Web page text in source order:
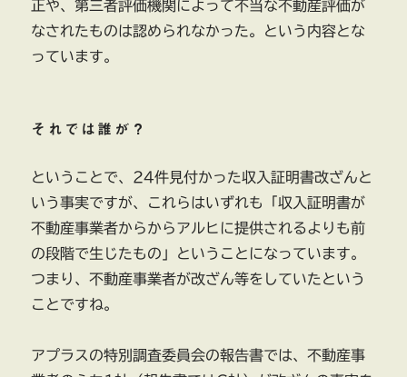
正や、第三者評価機関によって不当な不動産評価が
なされたものは認められなかった。という内容とな
っています。
それでは誰が？
ということで、24件見付かった収入証明書改ざんと
いう事実ですが、これらはいずれも「収入証明書が
不動産事業者からからアルヒに提供されるよりも前
の段階で生じたもの」ということになっています。
つまり、不動産事業者が改ざん等をしていたという
ことですね。
アプラスの特別調査委員会の報告書では、不動産事